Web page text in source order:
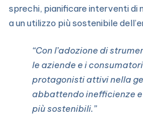
sprechi, pianificare interventi di
a un utilizzo più sostenibile
“Con l’adozione di
le aziende e i
protagonisti attivi nella
abbattendo inefficienze
più sostenibili.”